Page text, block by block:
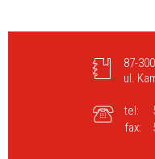
87-
ul.
tel:
fax: